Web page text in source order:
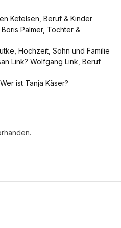
Ketelsen, Beruf & Kinder
Palmer, Tochter &
Hochzeit, Sohn und Familie
Link? Wolfgang Link, Beruf
ist Tanja Käser?